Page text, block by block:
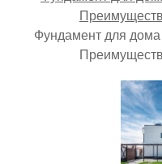
Фундамент для